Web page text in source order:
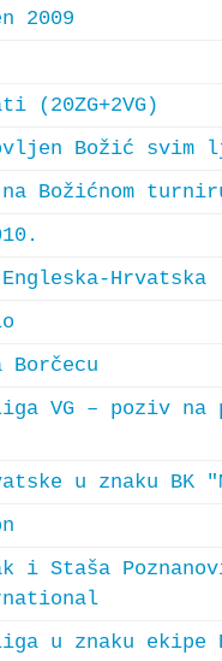
2009
(20ZG+2VG)
Božić svim
Božićnom
Hrvatska
Borčecu
VG – poziv na
u znaku BK
i Staša
u znaku ekipe